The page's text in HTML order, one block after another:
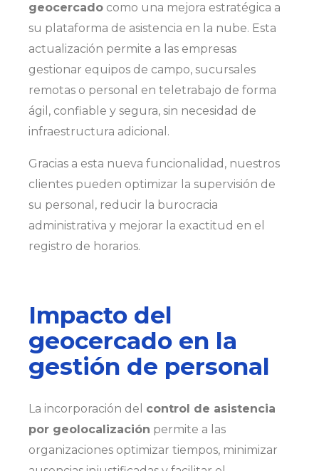
geocercado como una mejora estratégica a
su plataforma de asistencia en la nube. Esta
actualización permite a las empresas
gestionar equipos de campo, sucursales
remotas o personal en teletrabajo de forma
ágil, confiable y segura, sin necesidad de
infraestructura adicional.
Gracias a esta nueva funcionalidad, nuestros
clientes pueden optimizar la supervisión de
su personal, reducir la burocracia
administrativa y mejorar la exactitud en el
registro de horarios.
Impacto del
geocercado en la
gestión de personal
La incorporación del control de asistencia
por geolocalización permite a las
organizaciones optimizar tiempos, minimizar